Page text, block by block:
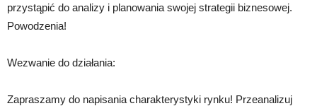
przystąpić do analizy i planowania swojej strategii biznesowej.
Powodzenia!
Wezwanie do działania:
Zapraszamy do napisania charakterystyki rynku! Przeanalizuj